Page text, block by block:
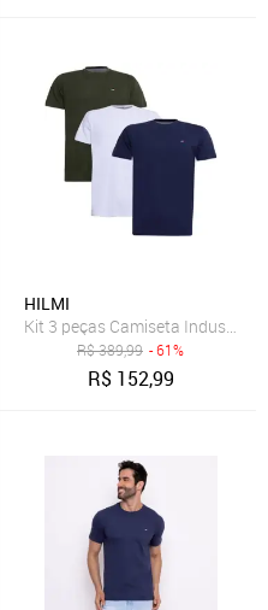
Manga Longa Elegante -
HILMI
R$389,99 - 61%
R$ 152,99